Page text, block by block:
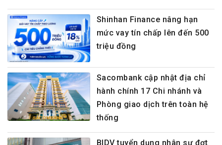
Shinhan Finance nâng hạn
mức vay tín chấp lên đến 500
triệu đồng
Sacombank cập nhật địa chỉ
hành chính 17 Chi nhánh và
Phòng giao dịch trên toàn hệ
thống
BIDV tuyển dụng nhân sự đợt